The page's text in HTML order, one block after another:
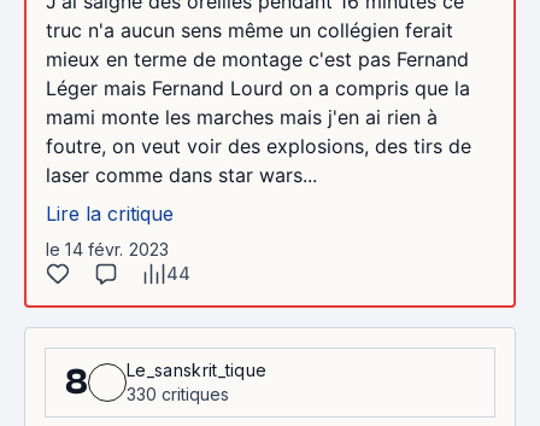
truc n'a aucun sens même un collégien ferait
mieux en terme de montage c'est pas Fernand
Léger mais Fernand Lourd on a compris que la
mami monte les marches mais j'en ai rien à
foutre, on veut voir des explosions, des tirs de
laser comme dans star wars...
Lire la critique
le 14 févr. 2023
44
8
Le_sanskrit_tique
330 critiques